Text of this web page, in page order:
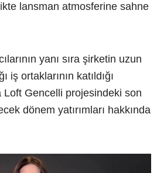
lansman atmosferine sahne
yanı sıra şirketin uzun
iş ortaklarının katıldığı
Gencelli projesindeki son
dönem yatırımları hakkında